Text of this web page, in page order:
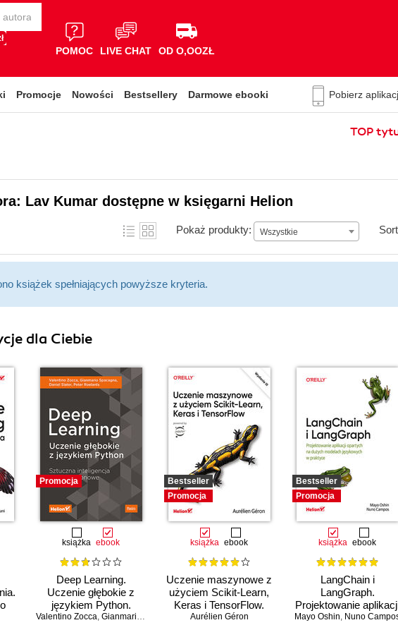
POMOC LIVE CHAT OD O,OOZŁ
Promocje Nowości Bestsellery Darmowe ebooki Pobierz
TOP
Lav Kumar dostępne w księgarni Helion
Pokaż produkty: Wszystkie
książek spełniających powyższe kryteria.
dla Ciebie
Promocja
książka ebook
Deep Learning.
Uczenie głębokie z
językiem Python.
Sztuczna inteligencja i
Valentino Zocca, Gianmario Spacagna Daniel Slater,Peter Roelants
Bestseller
Promocja
książka ebook
Uczenie maszynowe z
użyciem Scikit-Learn,
Keras i TensorFlow.
Wydanie III
Aurélien Géron
Bestseller
Promocja
książka ebook
LangChain i
LangGraph.
Projektowanie
opartych na dużych
Mayo Oshin, Nuno